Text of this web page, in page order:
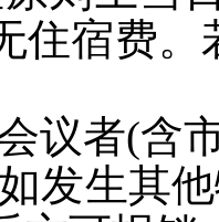
住宿费
议者(含
发生其